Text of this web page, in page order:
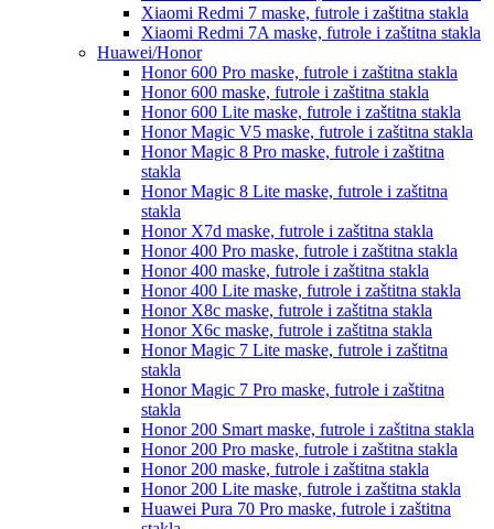
Xiaomi Redmi 7 maske, futrole i zaštitna stakla
Xiaomi Redmi 7A maske, futrole i zaštitna stakla
Huawei/Honor
Honor 600 Pro maske, futrole i zaštitna stakla
Honor 600 maske, futrole i zaštitna stakla
Honor 600 Lite maske, futrole i zaštitna stakla
Honor Magic V5 maske, futrole i zaštitna stakla
Honor Magic 8 Pro maske, futrole i zaštitna
stakla
Honor Magic 8 Lite maske, futrole i zaštitna
stakla
Honor X7d maske, futrole i zaštitna stakla
Honor 400 Pro maske, futrole i zaštitna stakla
Honor 400 maske, futrole i zaštitna stakla
Honor 400 Lite maske, futrole i zaštitna stakla
Honor X8c maske, futrole i zaštitna stakla
Honor X6c maske, futrole i zaštitna stakla
Honor Magic 7 Lite maske, futrole i zaštitna
stakla
Honor Magic 7 Pro maske, futrole i zaštitna
stakla
Honor 200 Smart maske, futrole i zaštitna stakla
Honor 200 Pro maske, futrole i zaštitna stakla
Honor 200 maske, futrole i zaštitna stakla
Honor 200 Lite maske, futrole i zaštitna stakla
Huawei Pura 70 Pro maske, futrole i zaštitna